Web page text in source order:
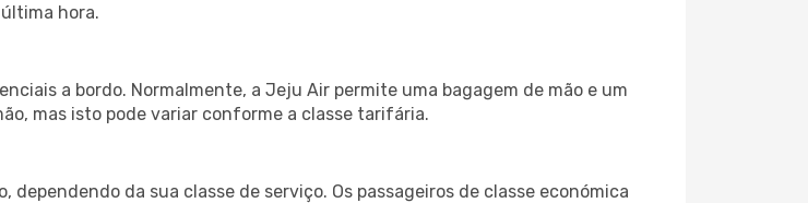
hora.
a bordo. Normalmente, a Jeju Air permite uma bagagem de mão e um
mas isto pode variar conforme a classe tarifária.
da sua classe de serviço. Os passageiros de classe económica